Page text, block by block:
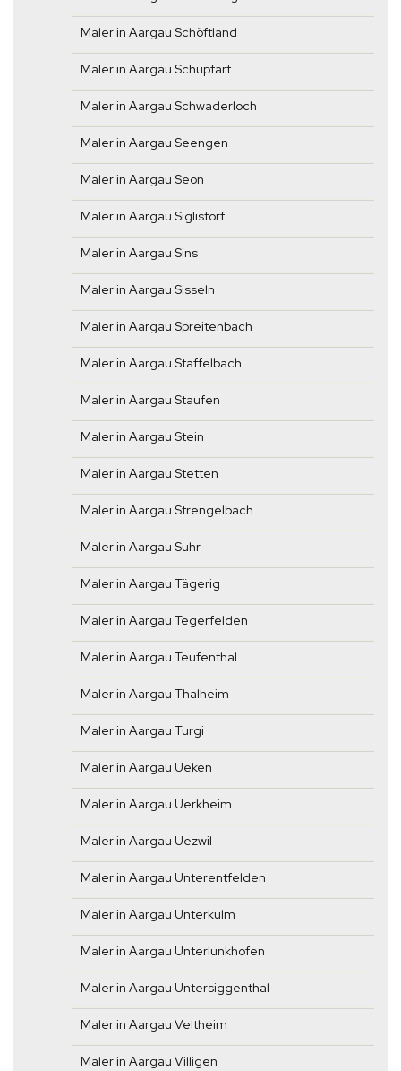
Maler in Aargau Schöftland
Maler in Aargau Schupfart
Maler in Aargau Schwaderloch
Maler in Aargau Seengen
Maler in Aargau Seon
Maler in Aargau Siglistorf
Maler in Aargau Sins
Maler in Aargau Sisseln
Maler in Aargau Spreitenbach
Maler in Aargau Staffelbach
Maler in Aargau Staufen
Maler in Aargau Stein
Maler in Aargau Stetten
Maler in Aargau Strengelbach
Maler in Aargau Suhr
Maler in Aargau Tägerig
Maler in Aargau Tegerfelden
Maler in Aargau Teufenthal
Maler in Aargau Thalheim
Maler in Aargau Turgi
Maler in Aargau Ueken
Maler in Aargau Uerkheim
Maler in Aargau Uezwil
Maler in Aargau Unterentfelden
Maler in Aargau Unterkulm
Maler in Aargau Unterlunkhofen
Maler in Aargau Untersiggenthal
Maler in Aargau Veltheim
Maler in Aargau Villigen